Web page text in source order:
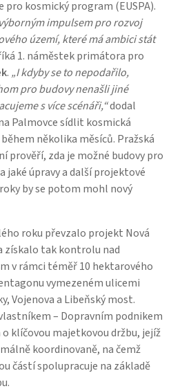
kosmický program (EUSPA).
impulsem pro rozvoj
území, které má ambici stát
1. náměstek primátora pro
. „I kdyby se to nepodařilo,
pro budovy nenašli jiné
s více scénáři,“dodal
Palmovce sídlit kosmická
několika měsíců. Pražská
prověří, zda je možné budovy pro
jaké úpravy a další projektové
by se potom mohl nový
roku převzalo projekt Nová
získalo tak kontrolu nad
v rámci téměř 10 hektarového
vymezeném ulicemi
Vojenova a Libeňský most.
– Dopravním podnikem
o klíčovou majetkovou držbu, jejíž
koordinovaně, na čemž
částí spolupracuje na základě